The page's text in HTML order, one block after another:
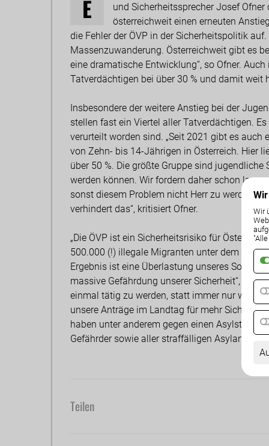
Wir
E
und Sicherheitssprecher Josef
österreichweit einen erneuten
die Fehler der ÖVP in der Sicherheitspolitik
Massenzuwanderung. Österreichweit gibt es
eine dramatische Entwicklung“, so Ofner.
Tatverdächtigen bei über 30 % und damit weit
Insbesondere der weitere Anstieg bei der
stellen fast ein Viertel aller Tatverdächtigen.
verurteilt worden sind. „Seit 2021 gibt es auch
von Zehn- bis 14-Jährigen in Österreich. Hier
über 50 %. Die größte Gruppe sind
werden können. Wir fordern daher schon
sonst diesem Problem nicht Herr zu werden ist.
verhindert das“, kritisiert Ofner.
„Die ÖVP ist ein Sicherheitsrisiko für
500.000 (!) illegale Migranten unter dem
Ergebnis ist eine Überlastung unseres
massive Gefährdung unserer Sicherheit“, so
einmal tätig zu werden, statt immer nur
unsere Anträge im Landtag für mehr
haben unter anderem gegen einen Asylstopp
Gefährder sowie aller straffälligen Asylanten
Teilen